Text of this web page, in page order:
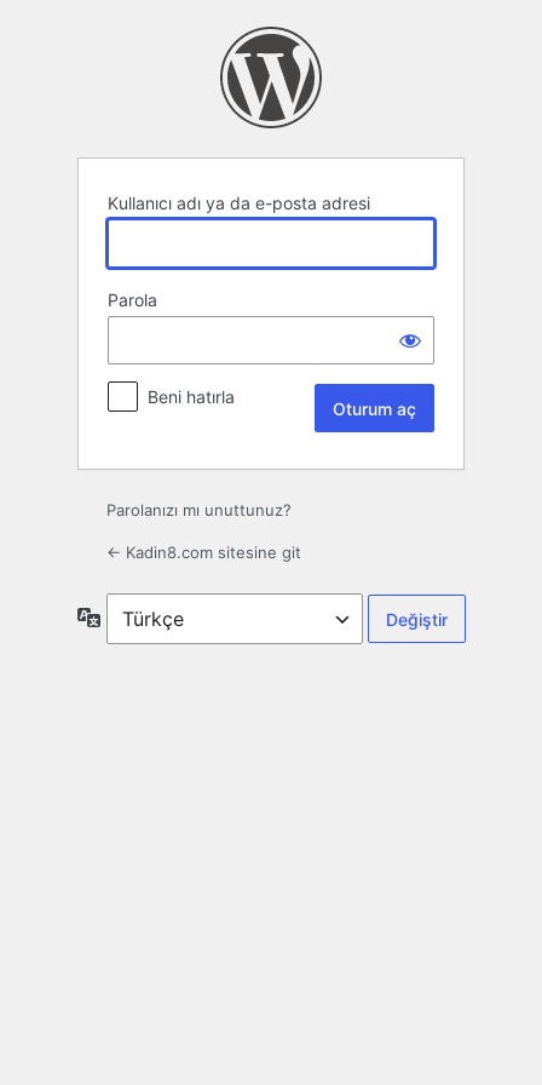
Kullanıcı adı ya da e-posta adresi
Parola
Beni hatırla
Parolanızı mı unuttunuz?
← Kadin8.com sitesine git
Dil